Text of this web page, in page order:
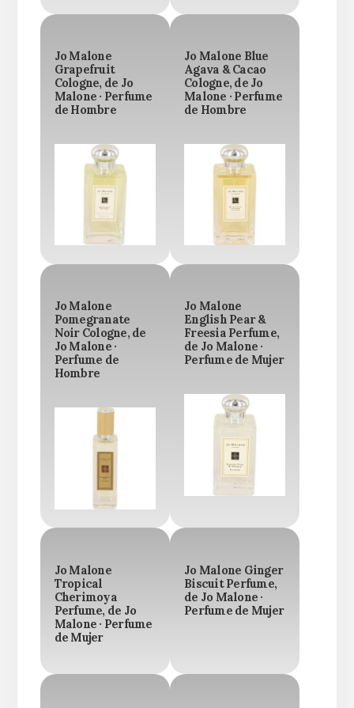
Jo Malone
Grapefruit
Cologne, de Jo
Malone · Perfume
de Hombre
Jo Malone Blue
Agava & Cacao
Cologne, de Jo
Malone · Perfume
de Hombre
Jo Malone
Pomegranate
Noir Cologne, de
Jo Malone ·
Perfume de
Hombre
Jo Malone
English Pear &
Freesia Perfume,
de Jo Malone ·
Perfume de Mujer
Jo Malone
Tropical
Cherimoya
Perfume, de Jo
Malone · Perfume
de Mujer
Jo Malone Ginger
Biscuit Perfume,
de Jo Malone ·
Perfume de Mujer